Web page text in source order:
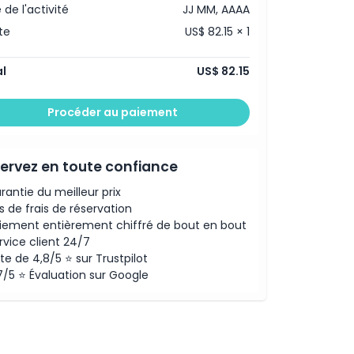
de l'activité
JJ MM, AAAA
US$ 82.15 × 1
US$ 82.15
Procéder au paiement
en toute confiance
du meilleur prix
de frais de réservation
entièrement chiffré de bout en bout
client 24/7
de 4,8/5 ⭐ sur Trustpilot
5 ⭐ Évaluation sur Google